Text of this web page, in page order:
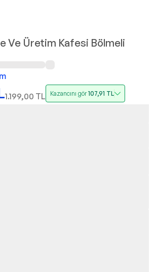
Ve Üretim Kafesi Bölmeli
1.199,00 TL Kazancını gör107,91 TL